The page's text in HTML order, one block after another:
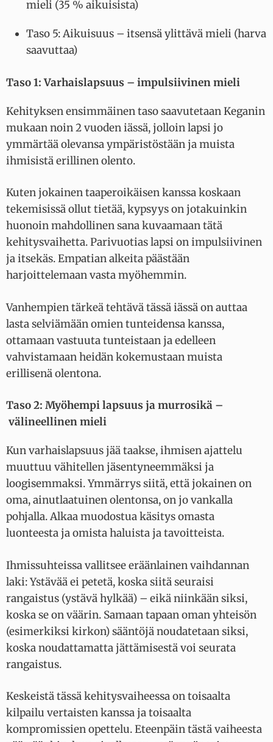
mieli (35 % aikuisista)
Taso 5: Aikuisuus – itsensä ylittävä mieli (harva
saavuttaa)
Taso 1: Varhaislapsuus – impulsiivinen mieli
Kehityksen ensimmäinen taso saavutetaan Keganin
mukaan noin 2 vuoden iässä, jolloin lapsi jo
ymmärtää olevansa ympäristöstään ja muista
ihmisistä erillinen olento.
Kuten jokainen taaperoikäisen kanssa koskaan
tekemisissä ollut tietää, kypsyys on jotakuinkin
huonoin mahdollinen sana kuvaamaan tätä
kehitysvaihetta. Parivuotias lapsi on impulsiivinen
ja itsekäs. Empatian alkeita päästään
harjoittelemaan vasta myöhemmin.
Vanhempien tärkeä tehtävä tässä iässä on auttaa
lasta selviämään omien tunteidensa kanssa,
ottamaan vastuuta tunteistaan ja edelleen
vahvistamaan heidän kokemustaan muista
erillisenä olentona.
Taso 2: Myöhempi lapsuus ja murrosikä –
välineellinen mieli
Kun varhaislapsuus jää taakse, ihmisen ajattelu
muuttuu vähitellen jäsentyneemmäksi ja
loogisemmaksi. Ymmärrys siitä, että jokainen on
oma, ainutlaatuinen olentonsa, on jo vankalla
pohjalla. Alkaa muodostua käsitys omasta
luonteesta ja omista haluista ja tavoitteista.
Ihmissuhteissa vallitsee eräänlainen vaihdannan
laki: Ystävää ei petetä, koska siitä seuraisi
rangaistus (ystävä hylkää) – eikä niinkään siksi,
koska se on väärin. Samaan tapaan oman yhteisön
(esimerkiksi kirkon) sääntöjä noudatetaan siksi,
koska noudattamatta jättämisestä voi seurata
rangaistus.
Keskeistä tässä kehitysvaiheessa on toisaalta
kilpailu vertaisten kanssa ja toisaalta
kompromissien opettelu. Eteenpäin tästä vaiheesta